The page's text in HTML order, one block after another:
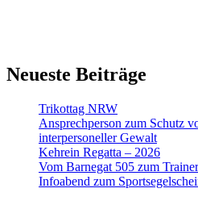
Neueste Beiträge
Trikottag NRW
Ansprechperson zum Schutz
interpersoneller Gewalt
Kehrein Regatta – 2026
Vom Barnegat 505 zum
Infoabend zum